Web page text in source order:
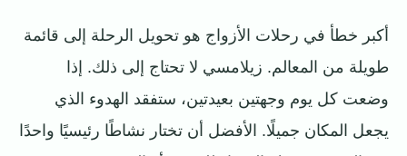
أكبر خطأ في رحلات الأزواج هو تحويل الرحلة إلى قائمة
طويلة من المعالم. زيلامسي لا تحتاج إلى ذلك. إذا
وضعت كل يوم وجهتين بعيدتين، ستفقد الهدوء الذي
يجعل المكان جميلًا. الأفضل أن تختار نشاطًا رئيسيًا واحدًا